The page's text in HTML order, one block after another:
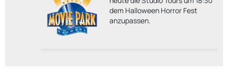
dem Halloween Horror Fest
anzupassen.